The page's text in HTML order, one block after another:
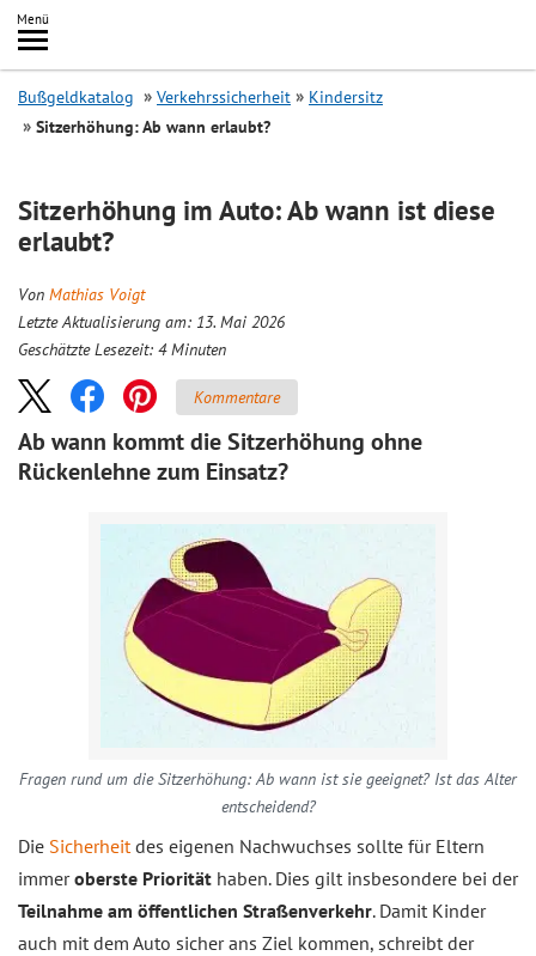
Inhalt
springen
Menü
Search
Bußgeldkatalog Verkehrssicherheit
Kindersitz
Sitzerhöhung: Ab wann erlaubt?
Sitzerhöhung im Auto: Ab wann ist diese
erlaubt?
Von Mathias Voigt
Letzte Aktualisierung am: 13. Mai 2026
Geschätzte Lesezeit: 4 Minuten
Kommentare
Ab wann kommt die Sitzerhöhung ohne
Rückenlehne zum Einsatz?
Fragen rund um die Sitzerhöhung: Ab wann ist sie geeignet? Ist das Alter
entscheidend?
Die Sicherheitdes eigenen Nachwuchses sollte für Eltern
immeroberste Priorität haben. Dies gilt insbesondere bei der
Teilnahme am öffentlichen Straßenverkehr. Damit Kinder
auch mit dem Auto sicher ans Ziel kommen, schreibt der